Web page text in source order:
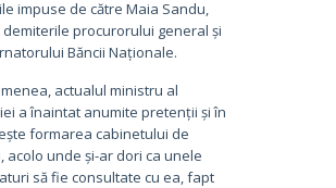
impuse de către Maia Sandu,
procurorului general și
Băncii Naționale.
actualul ministru al
a înaintat anumite pretenții și în
formarea cabinetului de
acolo unde și-ar dori ca unele
să fie consultate cu ea, fapt